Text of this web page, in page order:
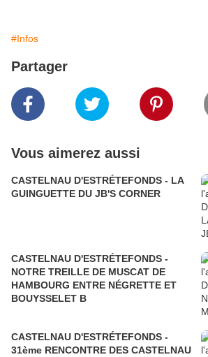
#Infos
Partager
Vous aimerez aussi
CASTELNAU D'ESTRÉTEFONDS - LA
GUINGUETTE DU JB'S CORNER
CASTELNAU D'ESTRÉTEFONDS -
NOTRE TREILLE DE MUSCAT DE
HAMBOURG ENTRE NÉGRETTE ET
BOUYSSELET B
CASTELNAU D'ESTRÉTEFONDS -
31ème RENCONTRE DES CASTELNAU